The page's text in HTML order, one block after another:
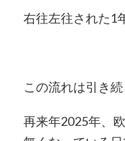
右往左往された1
この流れは引き続
再来年2025年、